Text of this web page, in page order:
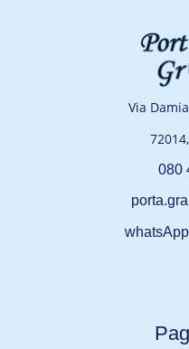
Via
080